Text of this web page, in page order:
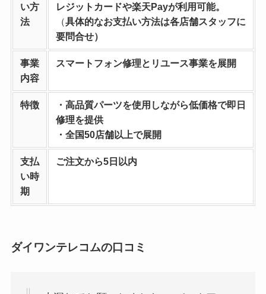
い方
法
レジットカードや楽天Payが利用可能。
（具体的なお支払い方法は各店舗スタッフに
要問合せ）
事業
内容
スマートフォン修理とリユース事業を展開
特徴
・高品質パーツを使用しながら低価格で即日
修理を提供
・全国50店舗以上で展開
支払
い時
期
ご注文から5日以内
ダイワンテレコムの口コミ